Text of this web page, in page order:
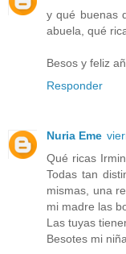
y qué buenas
abuela, qué
Besos y feliz
Responder
Nuria Eme
Qué ricas
Todas tan
mismas, una
mi madre las
Las tuyas
Besotes mi niña.